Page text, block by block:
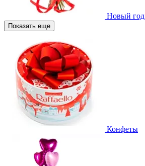
Новый год
Показать еще
Конфеты